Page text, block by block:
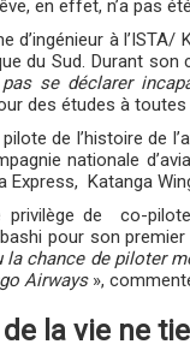
en effet, n’a pas
d’ingénieur à
du Sud. Durant
se déclarer
des études à
de l’histoire de
nationale
Express, Katanga
privilège de co-
pour son premier
la chance de piloter
Airways »,
la vie ne